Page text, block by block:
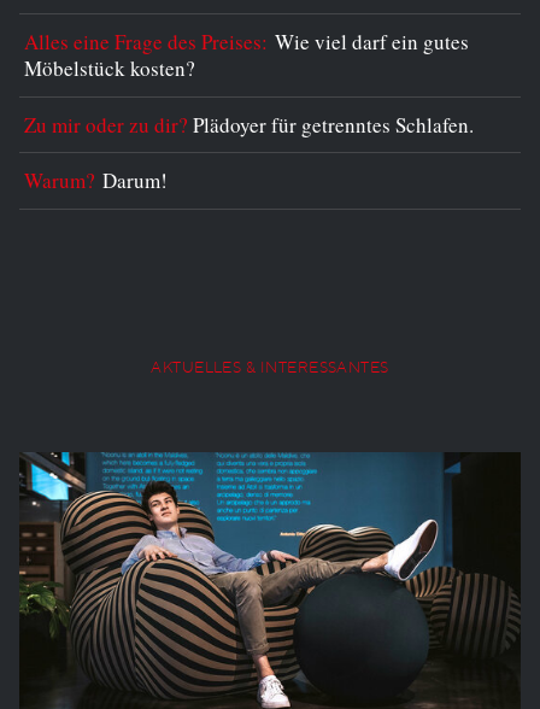
Alles eine Frage des Preises:Wie viel darf ein gutes
Möbelstück kosten?
Zu mir oder zu dir?Plädoyer für getrenntes Schlafen.
Warum?Darum!
AKTUELLES & INTERESSANTES